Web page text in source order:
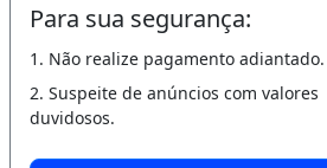
Para sua segurança:
1. Não realize pagamento adiantado.
2. Suspeite de anúncios com valores
duvidosos.